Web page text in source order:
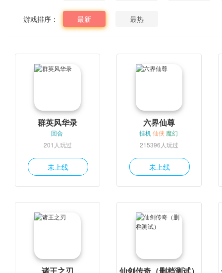
游戏排序： 最新 最热
群英风华录
回合
201人玩过
未上线
六界仙尊
挂机 仙侠 魔幻
215396人玩过
未上线